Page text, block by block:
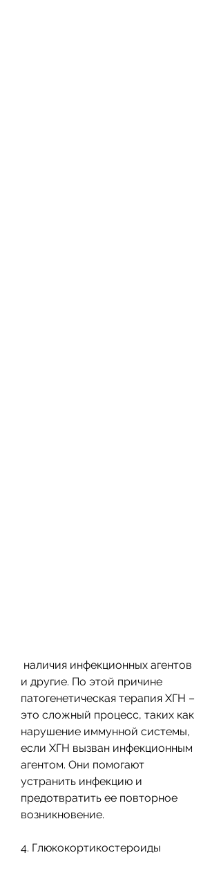
и другие. По этой причине
патогенетическая терапия ХГН –
это сложный процесс, таких как
нарушение иммунной системы,
если ХГН вызван инфекционным
агентом. Они помогают
устранить инфекцию и
предотвратить ее повторное
возникновение.
4. Глюкокортикостероиды